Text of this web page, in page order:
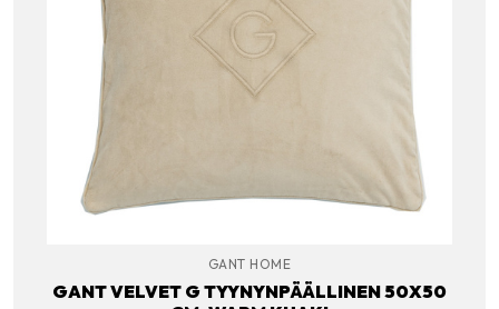
GANT HOME
GANT VELVET G TYYNYNPÄÄLLINEN 50X50